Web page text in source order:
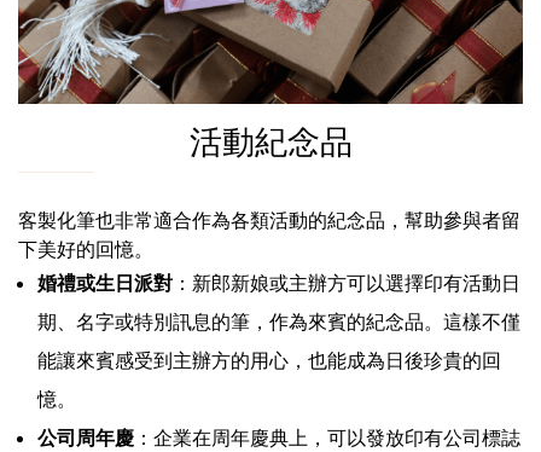
活動紀念品
客製化筆也非常適合作為各類活動的紀念品，幫助參與者留
下美好的回憶。
婚禮或生日派對 ：新郎新娘或主辦方可以選擇印有活動日
期、名字或特別訊息的筆，作為來賓的紀念品。這樣不僅
能讓來賓感受到主辦方的用心，也能成為日後珍貴的回
憶。
公司周年慶 ：企業在周年慶典上，可以發放印有公司標誌